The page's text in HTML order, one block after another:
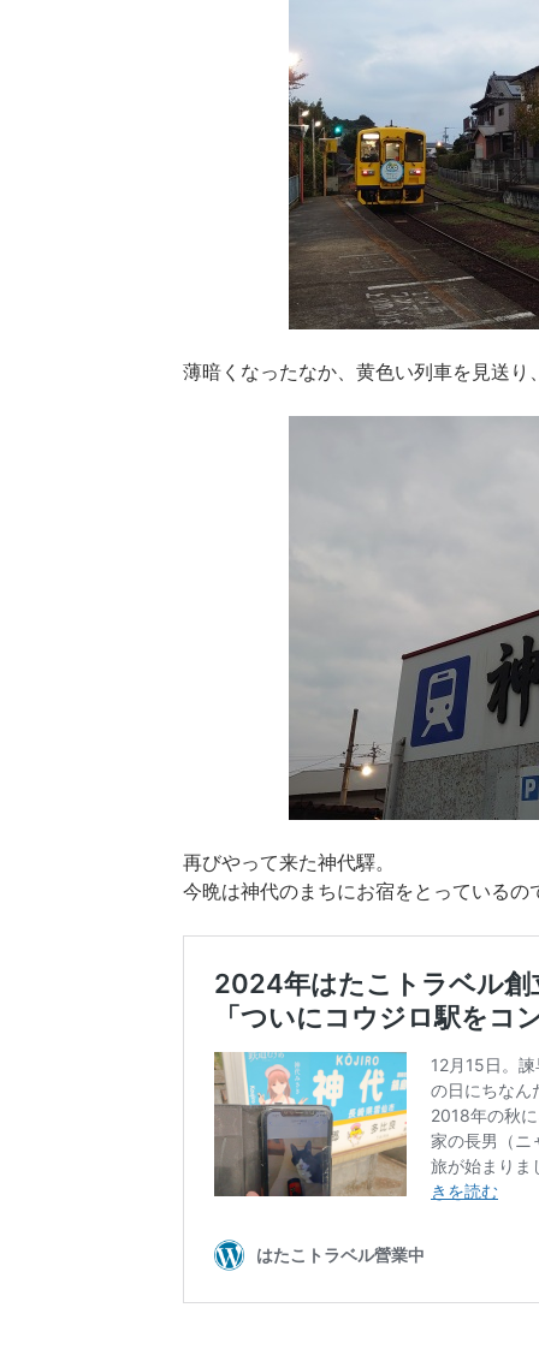
薄暗くなったなか、黄色い列車を見送り
再びやって来た神代驛。
今晩は神代のまちにお宿をとっているの